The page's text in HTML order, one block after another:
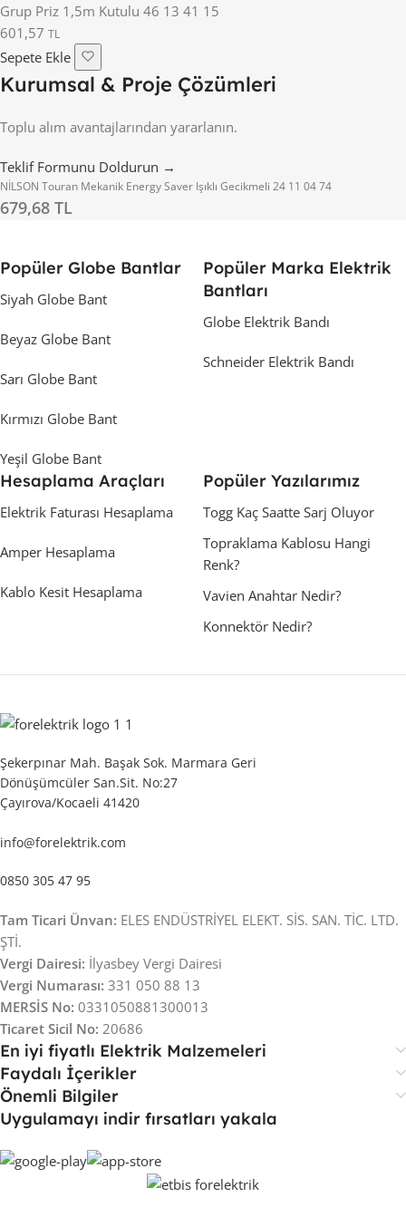
Grup Priz 1,5m Kutulu 46 13 41 15
601,57 TL
Sepete Ekle
Kurumsal & Proje Çözümleri
Toplu alım avantajlarından yararlanın.
Teklif Formunu Doldurun →
NİLSON Touran Mekanik Energy Saver Işıklı Gecikmeli 24 11 04 74
679,68 TL
Popüler Globe Bantlar
Siyah Globe Bant
Beyaz Globe Bant
Sarı Globe Bant
Kırmızı Globe Bant
Yeşil Globe Bant
Popüler Marka Elektrik
Bantları
Globe Elektrik Bandı
Schneider Elektrik Bandı
Hesaplama Araçları
Elektrik Faturası Hesaplama
Amper Hesaplama
Kablo Kesit Hesaplama
Popüler Yazılarımız
Togg Kaç Saatte Sarj Oluyor
Topraklama Kablosu Hangi
Renk?
Vavien Anahtar Nedir?
Konnektör Nedir?
Şekerpınar Mah. Başak Sok. Marmara Geri
Dönüşümcüler San.Sit. No:27
Çayırova/Kocaeli 41420
info@forelektrik.com
0850 305 47 95
Tam Ticari Ünvan: ELES ENDÜSTRİYEL ELEKT. SİS. SAN. TİC. LTD.
ŞTİ.
Vergi Dairesi: İlyasbey Vergi Dairesi
Vergi Numarası: 331 050 88 13
MERSİS No: 0331050881300013
Ticaret Sicil No: 20686
En iyi fiyatlı Elektrik Malzemeleri
Faydalı İçerikler
Önemli Bilgiler
Uygulamayı indir fırsatları yakala